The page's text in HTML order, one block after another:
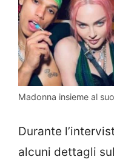
Madonna insieme al
Durante
alcuni dettagli